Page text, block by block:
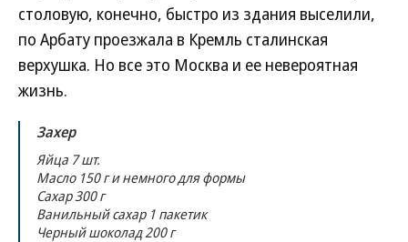
столовую, конечно, быстро из здания выселили,
по Арбату проезжала в Кремль сталинская
верхушка. Но все это Москва и ее невероятная
жизнь.
Захер
Яйца 7 шт.
Масло 150 г и немного для формы
Сахар 300 г
Ванильный сахар 1 пакетик
Черный шоколад 200 г